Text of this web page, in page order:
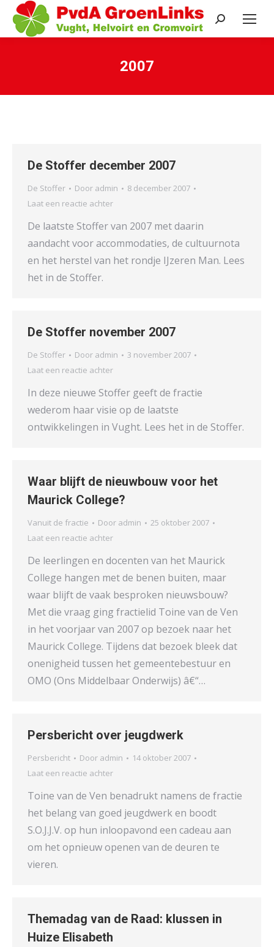
Search:
2007
De Stoffer december 2007
De Stoffer Door admin
8 december 2007
Laat een reactie achter
De laatste Stoffer van 2007 met daarin
aandacht voor accommodaties, de cultuurnota
en het herstel van het rondje IJzeren Man. Lees
het in de Stoffer.
De Stoffer november 2007
De Stoffer Door admin
3 november 2007
Laat een reactie achter
In deze nieuwe Stoffer geeft de fractie
wederom haar visie op de laatste
ontwikkelingen in Vught. Lees het in de Stoffer.
Waar blijft de nieuwbouw voor het
Maurick College?
Vanuit de fractie Door admin
25 oktober 2007
Laat een reactie achter
De leerlingen en docenten van het Maurick
College hangen met de benen buiten, maar
waar blijft de vaak besproken nieuwsbouw?
Met die vraag ging fractielid Toine van de Ven
in het voorjaar van 2007 op bezoek naar het
Maurick College. Tijdens dat bezoek bleek dat
onenigheid tussen het gemeentebestuur en
OMO (Ons Middelbaar Onderwijs) â€“…
Persbericht over jeugdwerk
Persbericht Door admin
14 oktober 2007
Laat een reactie achter
Toine van de Ven benadrukt namens de fractie
het belang van goed jeugdwerk en boodt
S.O.J.J.V. op hun inloopavond een cadeau aan
om het opnieuw openen van de deuren te
vieren.
Themadag van de Raad: klussen in
Huize Elisabeth